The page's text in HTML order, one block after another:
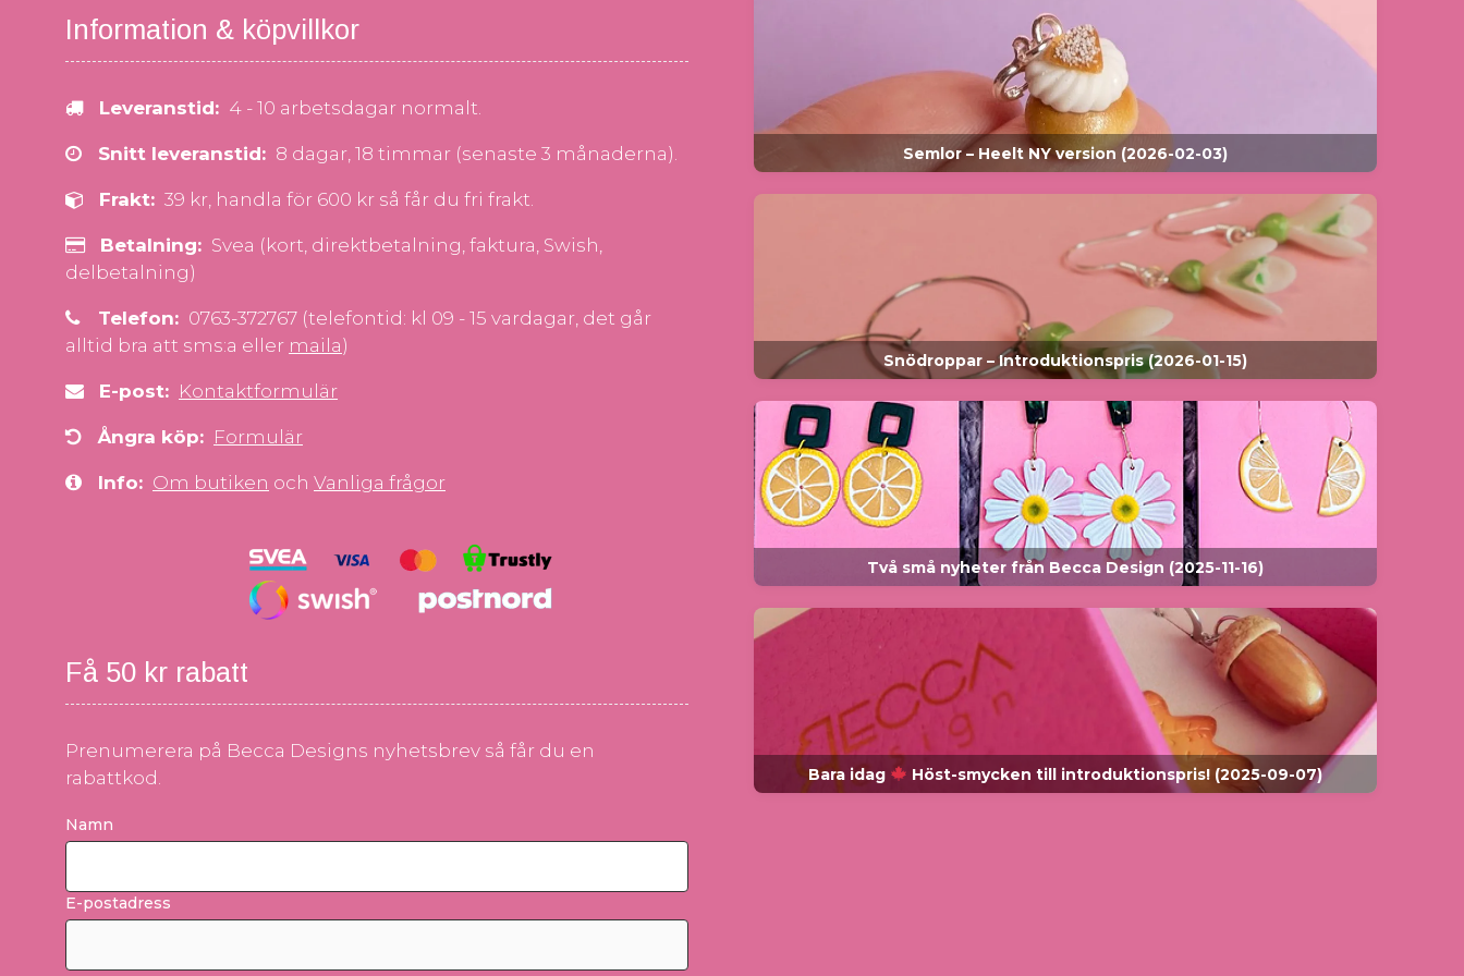
Information & köpvillkor
Leveranstid: 4 - 10 arbetsdagar normalt.
Snitt leveranstid: 8 dagar, 18 timmar (senaste 3 månaderna).
Frakt: 39 kr, handla för 600 kr så får du fri frakt.
Betalning: Svea (kort, direktbetalning, faktura, Swish,
delbetalning)
Telefon: 0763-372767 (telefontid: kl 09 - 15 vardagar, det går
alltid bra att sms:a eller maila)
E-post: Kontaktformulär
Ångra köp: Formulär
Info: Om butiken och Vanliga frågor
Få 50 kr rabatt
Prenumerera på Becca Designs nyhetsbrev så får du en
rabattkod.
Namn
E-postadress
Semlor – Heelt NY version (2026-02-03)
Snödroppar – Introduktionspris (2026-01-15)
Två små nyheter från Becca Design (2025-11-16)
Bara idag Höst-smycken till introduktionspris! (2025-09-07)